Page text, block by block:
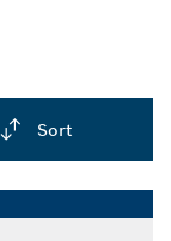
Sort